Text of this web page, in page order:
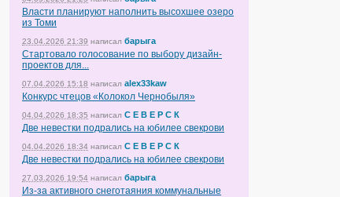
Власти планируют наполнить высохшее озеро
из Томи
23.04.2026 21:39 написал барыга
Стартовало голосование по выбору дизайн-
проектов для...
07.04.2026 15:18 написал alex33kaw
Конкурс чтецов «Колокол Чернобыля»
04.04.2026 18:35 написал С Е В Е Р С К
Две невестки подрались на юбилее свекрови
04.04.2026 18:34 написал С Е В Е Р С К
Две невестки подрались на юбилее свекрови
27.03.2026 19:54 написал барыга
Из-за активного снеготаяния коммунальные